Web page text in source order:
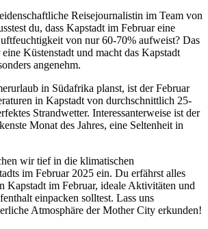
Reisejournalistin im Team von
du, dass Kapstadt im Februar eine
von nur 60-70% aufweist? Das
Küstenstadt und macht das Kapstadt
angenehm.
in Südafrika planst, ist der Februar
in Kapstadt von durchschnittlich 25-
Strandwetter. Interessanterweise ist der
Monat des Jahres, eine Seltenheit in
wir tief in die klimatischen
im Februar 2025 ein. Du erfährst alles
Kapstadt im Februar, ideale Aktivitäten und
einpacken solltest. Lass uns
Atmosphäre der Mother City erkunden!